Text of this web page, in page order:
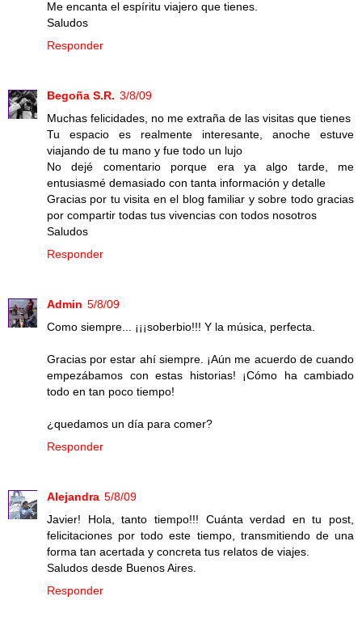
Me encanta el espíritu viajero que tienes.
Saludos
Responder
Begoña S.R. 3/8/09
Muchas felicidades, no me extraña de las visitas que tienes
Tu espacio es realmente interesante, anoche estuve
viajando de tu mano y fue todo un lujo
No dejé comentario porque era ya algo tarde, me
entusiasmé demasiado con tanta información y detalle
Gracias por tu visita en el blog familiar y sobre todo gracias
por compartir todas tus vivencias con todos nosotros
Saludos
Responder
Admin 5/8/09
Como siempre... ¡¡¡soberbio!!! Y la música, perfecta.
Gracias por estar ahí siempre. ¡Aún me acuerdo de cuando
empezábamos con estas historias! ¡Cómo ha cambiado
todo en tan poco tiempo!
¿quedamos un día para comer?
Responder
Alejandra 5/8/09
Javier! Hola, tanto tiempo!!! Cuánta verdad en tu post,
felicitaciones por todo este tiempo, transmitiendo de una
forma tan acertada y concreta tus relatos de viajes.
Saludos desde Buenos Aires.
Responder